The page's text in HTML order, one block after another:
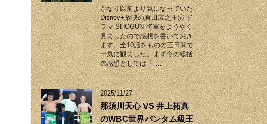
かなり以前より気になっていた
Disney+放映の真田広之主演 ド
ラマ SHOGUN 将軍をようやく
見ましたので感想を書いておき
ます。全10話をものの三日間で
一気に観ました。まず今の総括
の感想としては「 …
2025/11/27
那須川天心 VS 井上拓真
のWBC世界バンタム級王